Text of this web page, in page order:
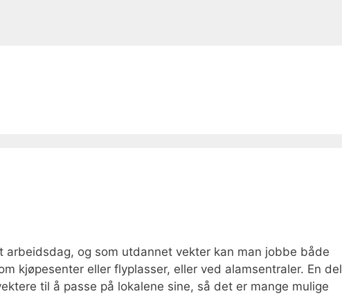
arbeidsdag, og som utdannet vekter kan man jobbe både
kjøpesenter eller flyplasser, eller ved alamsentraler. En del
til å passe på lokalene sine, så det er mange mulige